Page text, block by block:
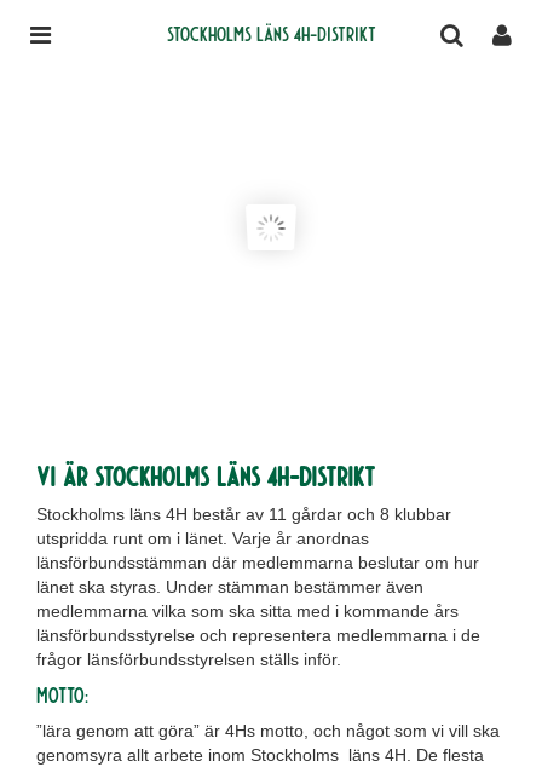
Stockholms läns 4H-distrikt
Vi är Stockholms läns 4H-distrikt
Stockholms läns 4H består av 11 gårdar och 8 klubbar
utspridda runt om i länet. Varje år anordnas
länsförbundsstämman där medlemmarna beslutar om hur
länet ska styras. Under stämman bestämmer även
medlemmarna vilka som ska sitta med i kommande års
länsförbundsstyrelse och representera medlemmarna i de
frågor länsförbundsstyrelsen ställs inför.
Motto:
”lära genom att göra” är 4Hs motto, och något som vi vill ska
genomsyra allt arbete inom Stockholms läns 4H. De flesta